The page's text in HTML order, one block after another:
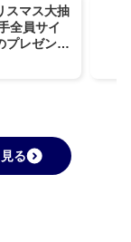
スマス大抽
全員サイ
プレゼント
る